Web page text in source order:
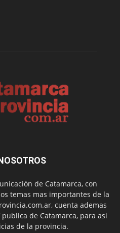
de Catamarca, con
temas mas importantes de la
cuenta ademas
de Catamarca, para asi
de la provincia.